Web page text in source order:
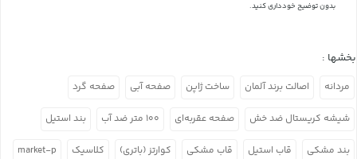
بدون توضیح خودداری کنید.
بخشها :
مردانه اصالت برند آلمان ساخت ژاپن صفحه آبی صفحه گرد
شیشه کریستال ضد خش صفحه عقربه‌ای ۱۰۰ متر ضد آب بند استیل
بند مشکی قاب استیل قاب مشکی کوارتز (باتری) کلاسیک market-p